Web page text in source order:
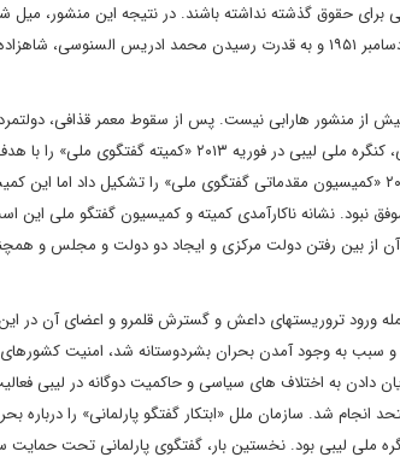
برای حقوق گذشته نداشته باشند. در نتیجه این منشور، میل
برای وحدت در لیبی ایجاد شد. در نهایت فرآیند گفتگو و آشتی به استقلال لیبی در ۲۴ دسامبر ۱۹۵۱ و به قدرت رسیدن محمد ادریس
پس از اوت ۲۰۱۴ نیز بی‏ شباهت با لیبی پیش از منشور هارابی نیست. پس از سقوط معمر
کشور سه بار از ابزار گفتگوی ملی استفاده کردند. نخستین بار ۱۶ ماه پس از مرگ قذافی، کنگره ملی لیبی در
ملی و انتقال دموکراتیک تشکیل داد. با ناکامی این کمیته، کنگره ملی لیبی در ژانویه ۲۰۱۴ «کمیسیون مقدماتی گفتگوی ملی» را تشکیل
نبود. نشانه ناکارآمدی کمیته و کمیسیون گفتگو ملی این
آن از بین رفتن دولت مرکزی و ایجاد دو دولت و مجلس و
ورود تروریست‏های داعش و گسترش قلمرو و اعضای آن در
به وجود آمدن بحران بشردوستانه شد، امنیت کشورهای
به اختلاف ‏های سیاسی و حاکمیت دوگانه در لیبی
شد. سازمان ملل «ابتکار گفتگو پارلمانی» را درباره
ملی لیبی بود. نخستین بار، گفتگوی پارلمانی تحت حمایت